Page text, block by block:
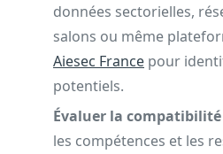
données sectorielles,
salons ou même
Aiesec France pour
potentiels.
Évaluer la compatibilité
les compétences et les